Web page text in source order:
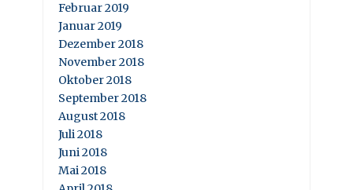
Februar 2019
Januar 2019
Dezember 2018
November 2018
Oktober 2018
September 2018
August 2018
Juli 2018
Juni 2018
Mai 2018